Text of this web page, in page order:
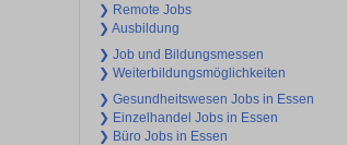
❯ Remote Jobs
❯ Ausbildung
❯ Job und Bildungsmessen
❯ Weiterbildungsmöglichkeiten
❯ Gesundheitswesen Jobs in Essen
❯ Einzelhandel Jobs in Essen
❯ Büro Jobs in Essen